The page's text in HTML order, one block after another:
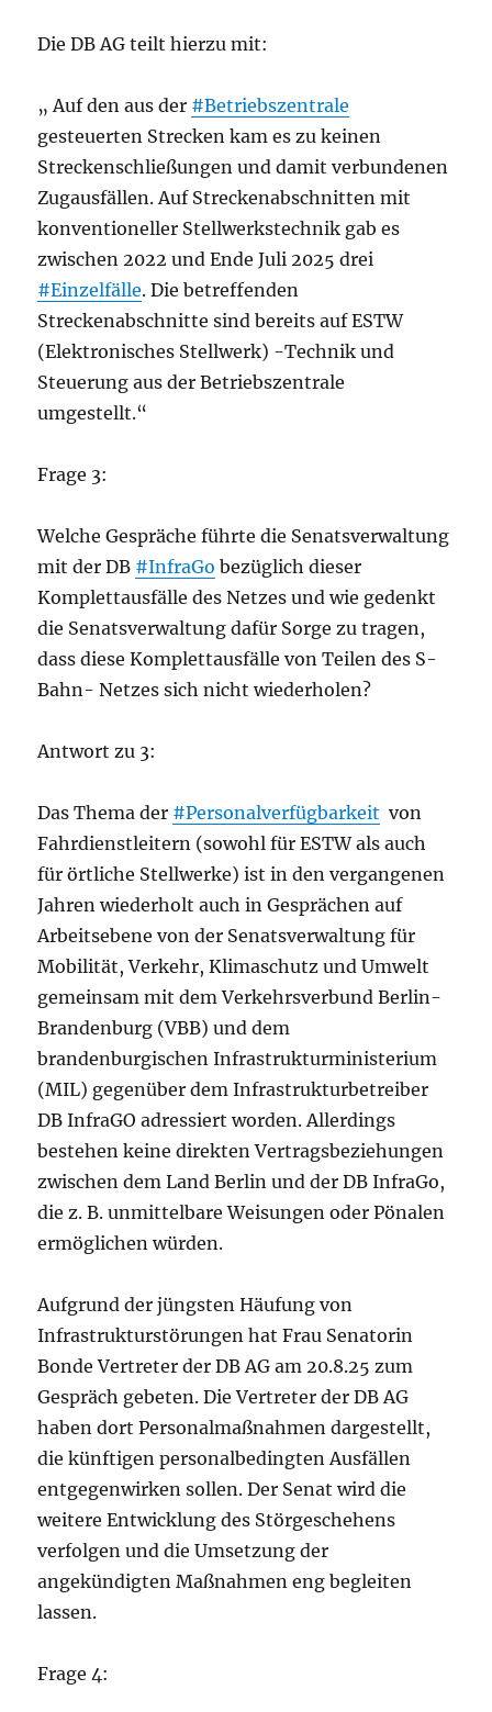
Die DB AG teilt hierzu mit:
„ Auf den aus der #Betriebszentrale
gesteuerten Strecken kam es zu keinen
Streckenschließungen und damit verbundenen
Zugausfällen. Auf Streckenabschnitten mit
konventioneller Stellwerkstechnik gab es
zwischen 2022 und Ende Juli 2025 drei
#Einzelfälle. Die betreffenden
Streckenabschnitte sind bereits auf ESTW
(Elektronisches Stellwerk) -Technik und
Steuerung aus der Betriebszentrale
umgestellt.“
Frage 3:
Welche Gespräche führte die Senatsverwaltung
mit der DB #InfraGo bezüglich dieser
Komplettausfälle des Netzes und wie gedenkt
die Senatsverwaltung dafür Sorge zu tragen,
dass diese Komplettausfälle von Teilen des S-
Bahn- Netzes sich nicht wiederholen?
Antwort zu 3:
Das Thema der #Personalverfügbarkeit von
Fahrdienstleitern (sowohl für ESTW als auch
für örtliche Stellwerke) ist in den vergangenen
Jahren wiederholt auch in Gesprächen auf
Arbeitsebene von der Senatsverwaltung für
Mobilität, Verkehr, Klimaschutz und Umwelt
gemeinsam mit dem Verkehrsverbund Berlin-
Brandenburg (VBB) und dem
brandenburgischen Infrastrukturministerium
(MIL) gegenüber dem Infrastrukturbetreiber
DB InfraGO adressiert worden. Allerdings
bestehen keine direkten Vertragsbeziehungen
zwischen dem Land Berlin und der DB InfraGo,
die z. B. unmittelbare Weisungen oder Pönalen
ermöglichen würden.
Aufgrund der jüngsten Häufung von
Infrastrukturstörungen hat Frau Senatorin
Bonde Vertreter der DB AG am 20.8.25 zum
Gespräch gebeten. Die Vertreter der DB AG
haben dort Personalmaßnahmen dargestellt,
die künftigen personalbedingten Ausfällen
entgegenwirken sollen. Der Senat wird die
weitere Entwicklung des Störgeschehens
verfolgen und die Umsetzung der
angekündigten Maßnahmen eng begleiten
lassen.
Frage 4: